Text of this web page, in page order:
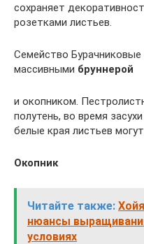
сохраняет
розетками листьев.
Семейство
массивными бруннерой
и окопником.
полутень, во время
белые края листьев
Окопник
Читайте также:
нюансы
условиях